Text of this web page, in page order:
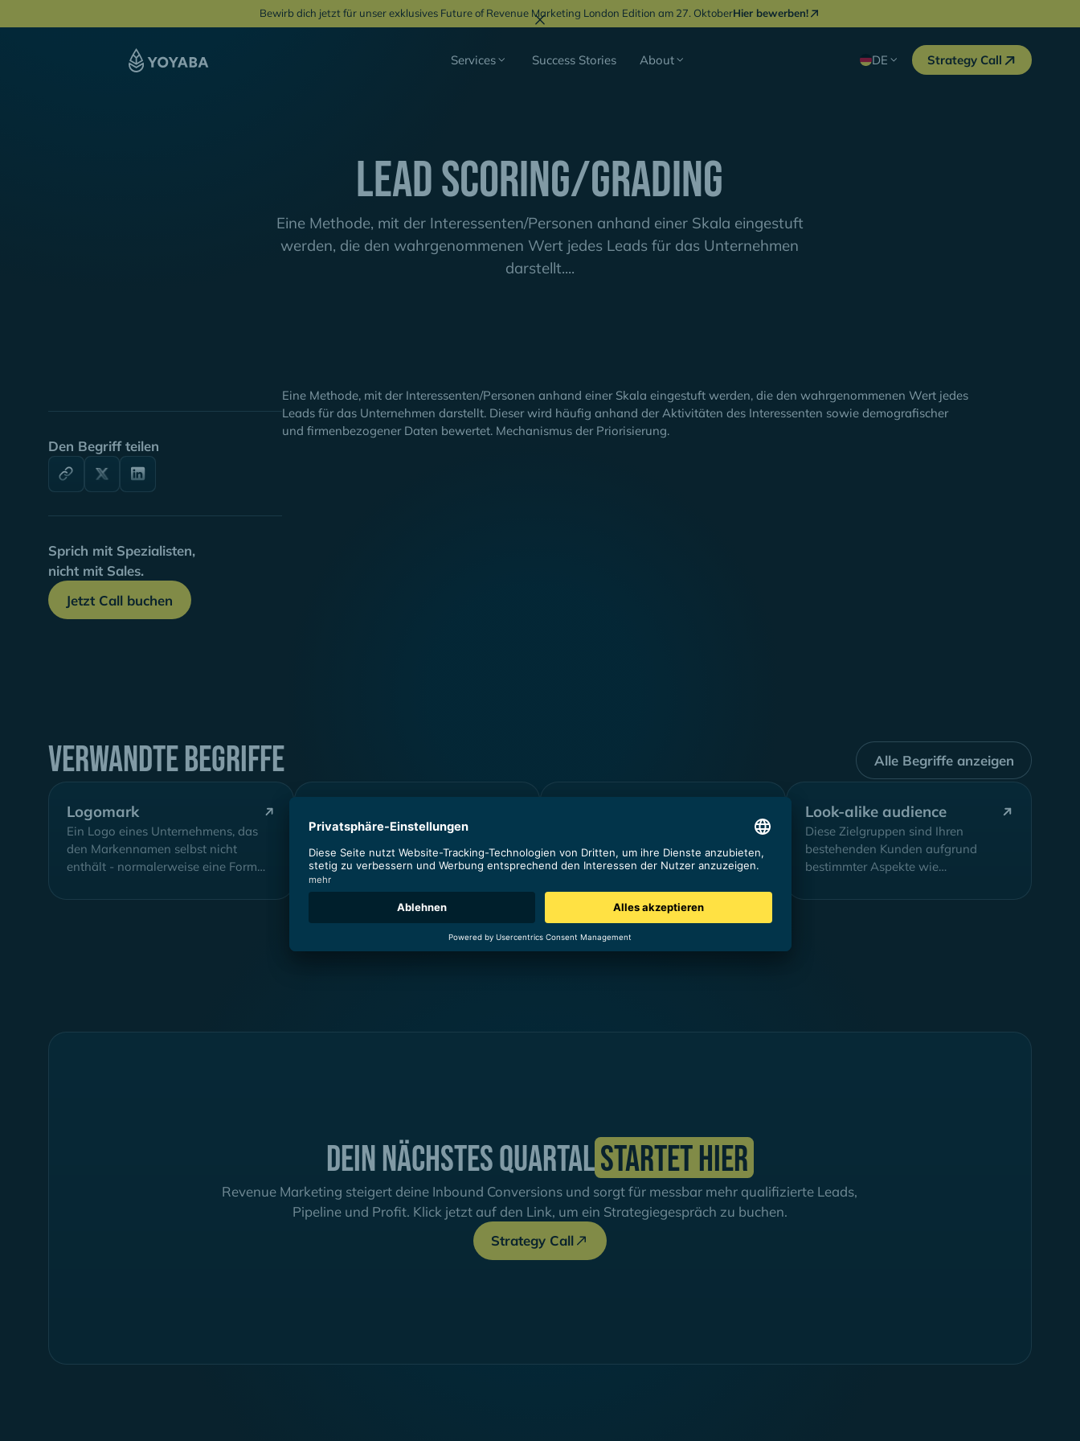
Bewirb dich jetzt für unser exklusives Future of Revenue Marketing London Edition am 27. OktoberHier bewerben!
Services Success Stories About DE Strategy Call
Lead Scoring/Grading
Eine Methode, mit der Interessenten/Personen anhand einer Skala eingestuft
werden, die den wahrgenommenen Wert jedes Leads für das Unternehmen
darstellt....
Den Begriff teilen
Sprich mit Spezialisten,
nicht mit Sales.
Jetzt Call buchen
Eine Methode, mit der Interessenten/Personen anhand einer Skala eingestuft werden, die den wahrgenommenen Wert jedes
Leads für das Unternehmen darstellt. Dieser wird häufig anhand der Aktivitäten des Interessenten sowie demografischer
und firmenbezogener Daten bewertet. Mechanismus der Priorisierung.
Verwandte Begriffe Alle Begriffe anzeigen
Logomark
Ein Logo eines Unternehmens, das
den Markennamen selbst nicht
enthält - normalerweise eine Form
wird,...
Auch bekannt als Wortmarke, ein
Markenname, der als Logo gestaltet
wird - auf eine visuell einzigartige
Weise für ein Unternehmen,...
vertrauenswürdige und relevante
Websites dazu zu bringen, auf Ihre
Look-alike audience
Diese Zielgruppen sind Ihren
bestehenden Kunden aufgrund
bestimmter Aspekte wie
Branche usw. ähnlich. So können
Dein nächstes Quartalstartet hier
Revenue Marketing steigert deine Inbound Conversions und sorgt für messbar mehr qualifizierte Leads,
Pipeline und Profit. Klick jetzt auf den Link, um ein Strategiegespräch zu buchen.
Strategy Call